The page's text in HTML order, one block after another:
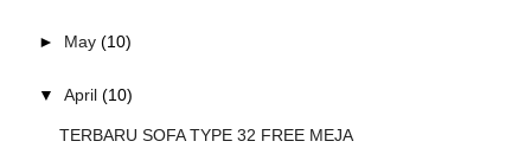
► May (10)
▼ April (10)
TERBARU SOFA TYPE 32 FREE MEJA